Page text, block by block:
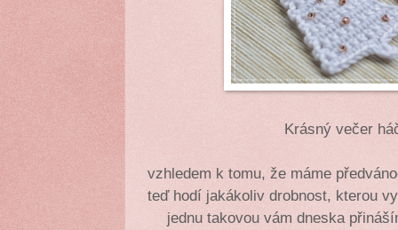
Krásný večer
vzhledem k tomu, že máme
teď hodí jakákoliv drobnost, kterou
jednu takovou vám dneska